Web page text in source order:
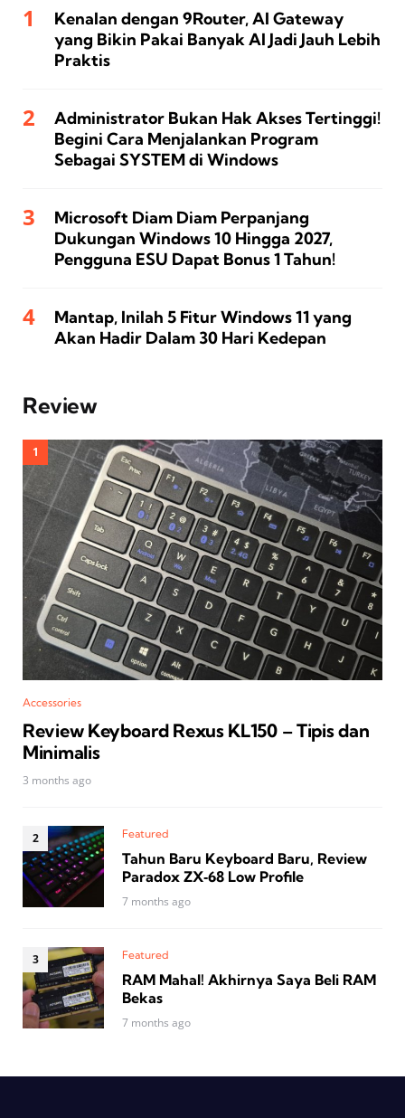
Kenalan dengan 9Router, AI Gateway
yang Bikin Pakai Banyak AI Jadi Jauh Lebih
Praktis
Administrator Bukan Hak Akses Tertinggi!
Begini Cara Menjalankan Program
Sebagai SYSTEM di Windows
Microsoft Diam Diam Perpanjang
Dukungan Windows 10 Hingga 2027,
Pengguna ESU Dapat Bonus 1 Tahun!
Mantap, Inilah 5 Fitur Windows 11 yang
Akan Hadir Dalam 30 Hari Kedepan
Review
Accessories
Review Keyboard Rexus KL150 – Tipis dan
Minimalis
3 months ago
Featured
Tahun Baru Keyboard Baru, Review
Paradox ZX‑68 Low Profile
7 months ago
Featured
RAM Mahal! Akhirnya Saya Beli RAM
Bekas
7 months ago